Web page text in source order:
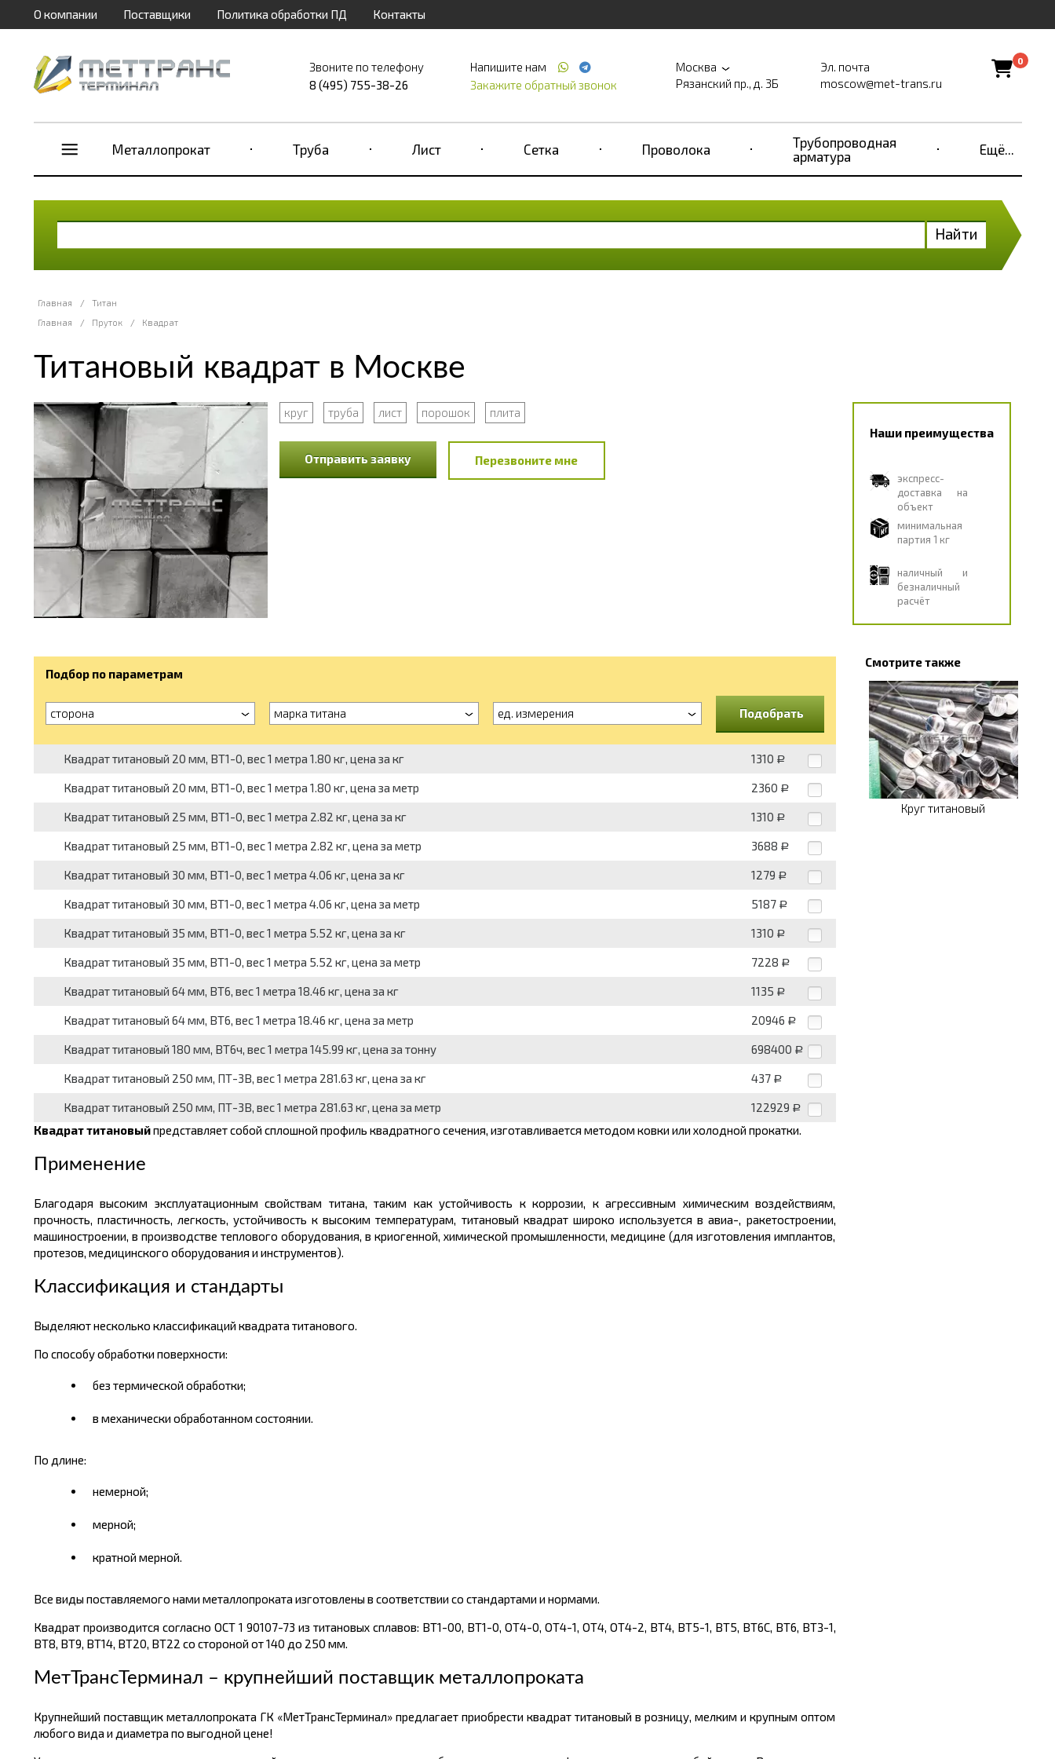
О компании Поставщики Политика обработки ПД Контакты
Звоните по телефону
8 (495) 755-38-26
Напишите нам
Закажите обратный звонок
Москва
Рязанский пр., д. 3Б
Эл. почта
moscow@met-trans.ru
0
Металлопрокат Труба Лист Сетка Проволока
Трубопроводная
арматура
Ещё...
Найти
Главная /
Титан
Главная
/ Пруток / Квадрат
Титановый квадрат в Москве
круг труба лист порошок плита
Отправить заявку Перезвоните мне
Наши преимущества
экспресс-
доставка на
объект
минимальная
партия 1 кг
наличный и
безналичный
расчёт
Подбор по параметрам
сторона марка титана ед. измерения Подобрать
Квадрат титановый 20 мм, ВТ1-0, вес 1 метра 1.80 кг, цена за кг 1310 Р
Квадрат титановый 20 мм, ВТ1-0, вес 1 метра 1.80 кг, цена за метр 2360 Р
Квадрат титановый 25 мм, ВТ1-0, вес 1 метра 2.82 кг, цена за кг 1310 Р
Квадрат титановый 25 мм, ВТ1-0, вес 1 метра 2.82 кг, цена за метр 3688 Р
Квадрат титановый 30 мм, ВТ1-0, вес 1 метра 4.06 кг, цена за кг 1279 Р
Квадрат титановый 30 мм, ВТ1-0, вес 1 метра 4.06 кг, цена за метр 5187 Р
Квадрат титановый 35 мм, ВТ1-0, вес 1 метра 5.52 кг, цена за кг 1310 Р
Квадрат титановый 35 мм, ВТ1-0, вес 1 метра 5.52 кг, цена за метр 7228 Р
Квадрат титановый 64 мм, ВТ6, вес 1 метра 18.46 кг, цена за кг 1135 Р
Квадрат титановый 64 мм, ВТ6, вес 1 метра 18.46 кг, цена за метр 20946 Р
Квадрат титановый 180 мм, ВТ6ч, вес 1 метра 145.99 кг, цена за тонну 698400 Р
Квадрат титановый 250 мм, ПТ-3В, вес 1 метра 281.63 кг, цена за кг 437 Р
Квадрат титановый 250 мм, ПТ-3В, вес 1 метра 281.63 кг, цена за метр 122929 Р
Квадрат титановыйпредставляет собой сплошной профиль квадратного сечения, изготавливается методом ковки или холодной прокатки.
Применение
Благодаря высоким эксплуатационным свойствам титана, таким как устойчивость к коррозии, к агрессивным химическим воздействиям,
прочность, пластичность, легкость, устойчивость к высоким температурам, титановый квадрат широко используется в авиа-, ракетостроении,
машиностроении, в производстве теплового оборудования, в криогенной, химической промышленности, медицине (для изготовления имплантов,
протезов, медицинского оборудования и инструментов).
Классификация и стандарты
Выделяют несколько классификаций квадрата титанового.
По способу обработки поверхности:
без термической обработки;
в механически обработанном состоянии.
По длине:
немерной;
мерной;
кратной мерной.
Все виды поставляемого нами металлопроката изготовлены в соответствии со стандартами и нормами.
Квадрат производится согласно ОСТ 1 90107-73 из титановых сплавов: ВТ1-00, ВТ1-0, ОТ4-0, ОТ4-1, ОТ4, ОТ4-2, ВТ4, BT5-1, ВТ5, ВТ6С, ВТ6, ВТЗ-1,
ВТ8, ВТ9, ВТ14, ВТ20, ВТ22 со стороной от 140 до 250 мм.
МетТрансТерминал – крупнейший поставщик металлопроката
Крупнейший поставщик металлопроката ГК «МетТрансТерминал» предлагает приобрести квадрат титановый в розницу, мелким и крупным оптом
любого вида и диаметра по выгодной цене!
Смотрите также
Круг титановый